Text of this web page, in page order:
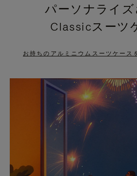
PRESS
PAUSE
PRESS
TO
UNMUTE
パーソナライズ
Classicスーツ
お持ちのアルミニウムスーツケース